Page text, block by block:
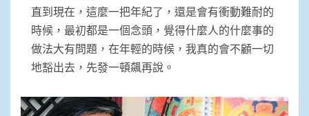
直到現在，這麼一把年紀了，還是會有衝動難耐的
時候，最初都是一個念頭，覺得什麼人的什麼事的
做法大有問題，在年輕的時候，我真的會不顧一切
地豁出去，先發一頓飆再說。